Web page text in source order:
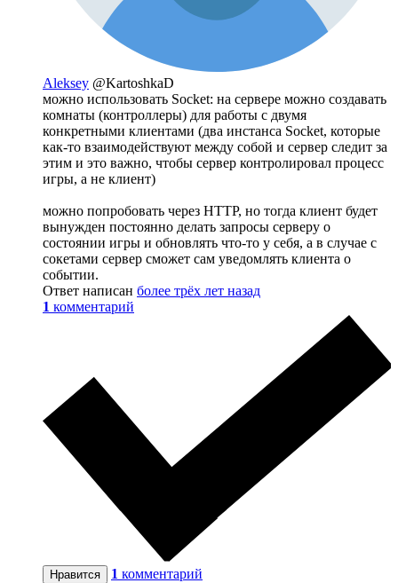
Aleksey @KartoshkaD
можно использовать Socket: на сервере можно создавать
комнаты (контроллеры) для работы с двумя
конкретными клиентами (два инстанса Socket, которые
как-то взаимодействуют между собой и сервер следит за
этим и это важно, чтобы сервер контролировал процесс
игры, а не клиент)
можно попробовать через HTTP, но тогда клиент будет
вынужден постоянно делать запросы серверу о
состоянии игры и обновлять что-то у себя, а в случае с
сокетами сервер сможет сам уведомлять клиента о
событии.
Ответ написан более трёх лет назад
1 комментарий
Нравится 1 комментарий